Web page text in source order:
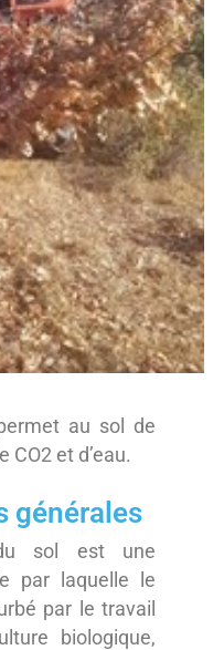
au sol de
CO2 et d’eau.
générales
sol est une
par laquelle le
par le travail
biologique,